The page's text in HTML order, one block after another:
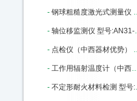
- 钢球粗糙度激光式测量仪 型号:LY71-CU9505B库号：M385937
- 轴位移监测仪 型号:AN31-VB-Z410库号：M389977
- 点检仪（中西器材优势） 型号:SH24-HY-880库号：M364080
- 工作用辐射温度计（中西器材优势） 型号:SH24-HY-303A库号：M364086
- 不定形耐火材料检测 型号:GY08-GDP-500库号：M367078